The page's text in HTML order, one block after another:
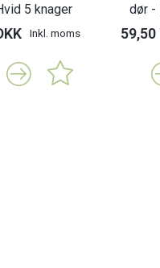
5 knager
Inkl. moms
dør -
59,50